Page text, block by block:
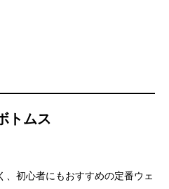
トムス
、初心者にもおすすめの定番ウェ